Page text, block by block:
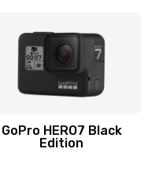
GoPro HERO7 Black
Edition